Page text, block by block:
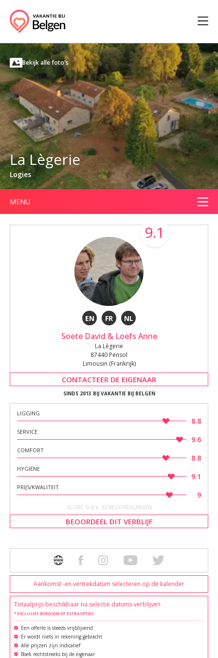
Bekijk alle foto's
La Lègerie
Logies
MENU
Aankomst -en vertrekdatum selecteren op de kalender
Totaalprijs beschikbaar na selectie datums verblijven
* EXCLUSIEF BORGSOM OF EXTRA OPTIES
Een offerte is steeds vrijblijvend
Er wordt niets in rekening gebracht
Alle prijzen zijn indicatief
Boek rechtstreeks bij de eigenaar
9.1
EN FR NL
Soete David & Loefs Anne
La Lègerie
87440 Pensol
Limousin (Frankrijk)
CONTACTEER DE EIGENAAR
SINDS 2013 BIJ VAKANTIE BIJ BELGEN
LIGGING
8.8
SERVICE
9.6
COMFORT
8.8
HYGIËNE
9.1
PRIJS/KWALITEIT
9
SCORE O.B.V. 33 BEOORDELINGEN
BEOORDEEL DIT VERBLIJF